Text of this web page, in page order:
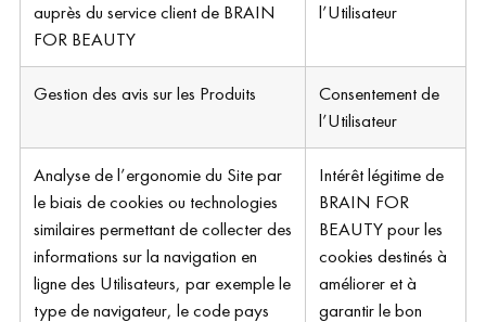
auprès du service client de BRAIN
FOR BEAUTY
l’Utilisateur
Gestion des avis sur les Produits
Consentement de
l’Utilisateur
Analyse de l’ergonomie du Site par
le biais de cookies ou technologies
similaires permettant de collecter des
informations sur la navigation en
ligne des Utilisateurs, par exemple le
type de navigateur, le code pays
Intérêt légitime de
BRAIN FOR
BEAUTY pour les
cookies destinés à
améliorer et à
garantir le bon